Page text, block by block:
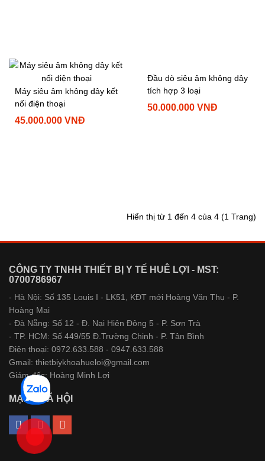
Máy siêu âm không dây kết
nối điện thoại
45.000.000 VNĐ
Đầu dò siêu âm không dây
tích hợp 3 loại
50.000.000 VNĐ
Hiển thị từ 1 đến 4 của 4 (1 Trang)
CÔNG TY TNHH THIẾT BỊ Y TẾ HUÊ LỢI - MST:
0700786967
- Hà Nội: Số 135 Louis I - LK51, KĐT mới Hoàng Văn Thụ - P.
Hoàng Mai
- Đà Nẵng: Số 12 - Đ. Nại Hiên Đông 5 - P. Sơn Trà
- TP. HCM: Số 449/55 Đ.Trường Chinh - P. Tân Bình
Điện thoại: 0972.633.588 - 0947.633.588
Gmail: thietbiykhoahueloi@gmail.com
Giám đốc: Hoàng Minh Lợi
MẠNG XÃ HỘI